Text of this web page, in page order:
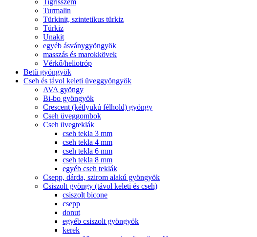
Tigrisszem
Turmalin
Türkinit, szintetikus türkiz
Türkiz
Unakit
egyéb ásványgyöngyök
masszás és marokkövek
Vérkő/heliotróp
Betű gyöngyök
Cseh és távol keleti üveggyöngyök
AVA gyöngy
Bi-bo gyöngyök
Crescent (kétlyukú félhold) gyöngy
Cseh üveggombok
Cseh üvegteklák
cseh tekla 3 mm
cseh tekla 4 mm
cseh tekla 6 mm
cseh tekla 8 mm
egyéb cseh teklák
Csepp, dárda, szirom alakú gyöngyök
Csiszolt gyöngy (távol keleti és cseh)
csiszolt bicone
csepp
donut
egyéb csiszolt gyöngyök
kerek